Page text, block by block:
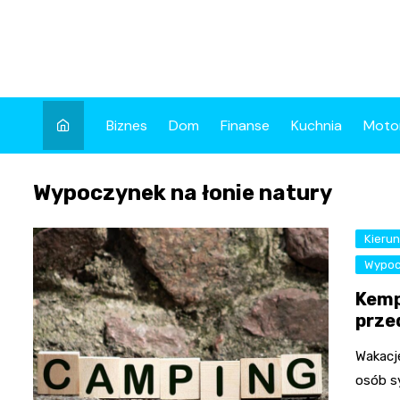
Biznes Dom Finanse Kuchnia
Wypoczynek na łonie natury
osób